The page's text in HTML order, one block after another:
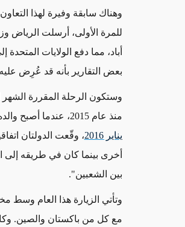
للمرة الأولى، أرسلت الرياض
أباد، مما دفع الولايات
بعض التقارير بأنه قد عُرِض عليه
وستكون الرحلة المقررة الشهر
منذ عام 2015، عندما أصبح والده ملكاً وتم تعيينه وزيراً للدفاع. وخلال
يناير 2016
، وقّعت الدولتان
أخرى بينما كان في طريقه
بين الشعبين".
وتأتي الزيارة هذا العام
مع كل من باكستان والصين.